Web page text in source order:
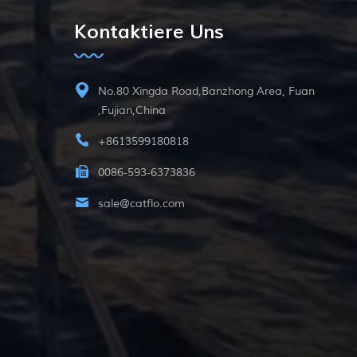
Kontaktiere Uns
No.80 Xingda Road,Banzhong Area, Fuan
,Fujian,China
+8613599180818
0086-593-6373836
sale@catflo.com